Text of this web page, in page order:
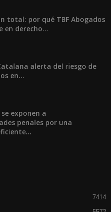
total: por qué TBF Abogados
en derecho...
alerta del riesgo de
en...
exponen a
penales por una
7414